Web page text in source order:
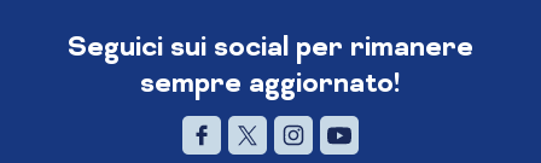
Seguici sui social per rimanere
sempre aggiornato!